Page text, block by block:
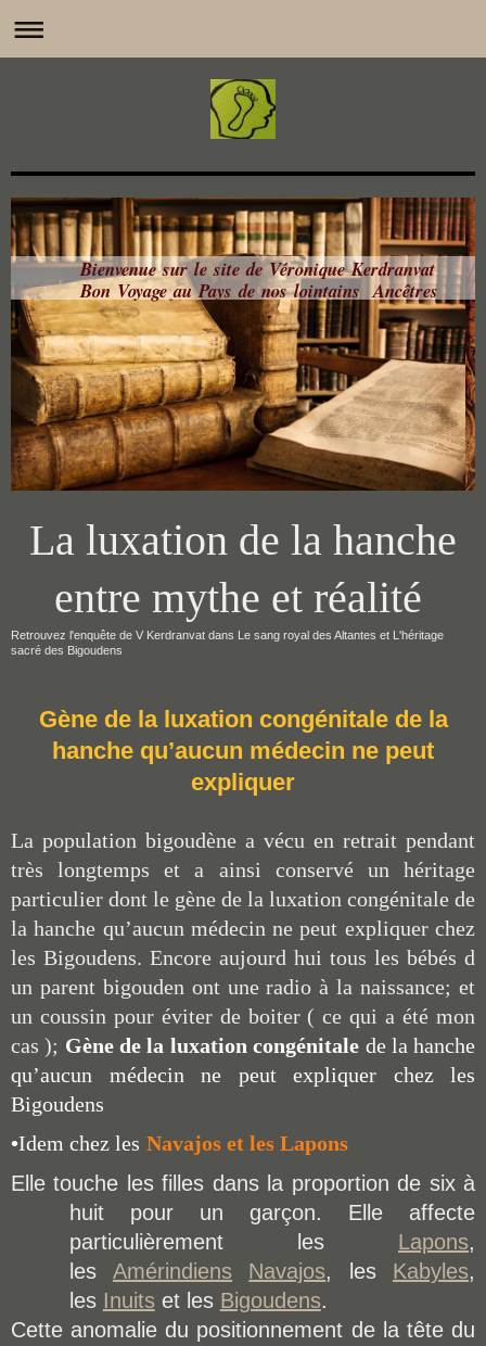
Bienvenue sur le site de Véronique Kerdranvat
Bon Voyage au Pays de nos lointains Ancêtres
La luxation de la hanche
entre mythe et réalité
Retrouvez l'enquête de V Kerdranvat dans Le sang royal des Altantes et L'héritage
sacré des Bigoudens
Gène de la luxation congénitale de la
hanche qu’aucun médecin ne peut
expliquer
La population bigoudène a vécu en retrait pendant
très longtemps et a ainsi conservé un héritage
particulier dont le gène de la luxation congénitale de
la hanche qu’aucun médecin ne peut expliquer chez
les Bigoudens. Encore aujourd hui tous les bébés d
un parent bigouden ont une radio à la naissance; et
un coussin pour éviter de boiter ( ce qui a été mon
cas ); Gène de la luxation congénitale de la hanche
qu’aucun médecin ne peut expliquer chez les
Bigoudens
•Idem chez les Navajos et les Lapons
Elle touche les filles dans la proportion de six à
huit pour un garçon. Elle affecte
particulièrement les Lapons,
lesAmérindiens Navajos, les Kabyles,
les Inuits et les Bigoudens.
Cette anomalie du positionnement de la tête du